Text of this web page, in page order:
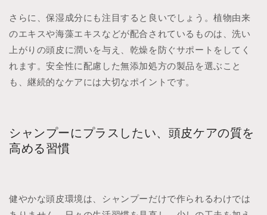
さらに、保湿成分にも注目すると良いでしょう。植物由来
のエキスや海藻エキスなどが配合されているものは、洗い
上がりの頭皮に潤いを与え、乾燥を防ぐサポートをしてく
れます。安全性に配慮した無添加処方の製品を選ぶこと
も、継続的なケアには大切なポイントです。
シャンプーにプラスしたい、頭皮ケアの質を
高める習慣
健やかな頭皮環境は、シャンプーだけで作られるわけでは